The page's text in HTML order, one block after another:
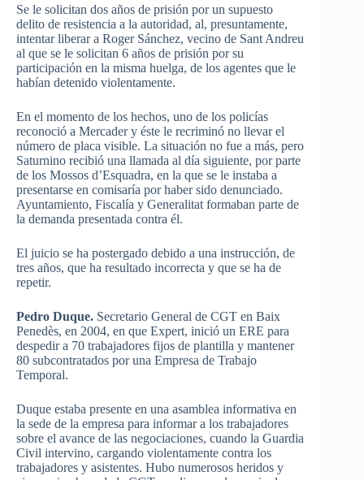
Se le solicitan dos años de prisión porun supuesto
delito de resistencia a la autoridad, al, presuntamente,
intentar liberara Roger Sánchez, vecino de Sant Andreu
al que se le solicitan 6 años de prisión por su
participación en la misma huelga, de los agentes que le
habían detenido violentamente.
En el momento de los hechos, uno de los policías
reconoció a Mercadery éste le recriminó no llevarel
número de placa visible. La situación no fue a más, pero
Saturnino recibió una llamada al día siguiente, por parte
de los Mossos d’Esquadra, en la que se le instaba a
presentarse en comisaría por haber sido denunciado.
Ayuntamiento, Fiscalía y Generalitat formaban parte de
la demanda presentada contra él.
El juicio se ha postergado debido a una instrucción, de
tres años, que ha resultado incorrecta y que se ha de
repetir.
Pedro Duque. Secretario General de CGT en Baix
Penedès, en 2004, en que Expert, inició un ERE para
despedir a 70 trabajadores fijos de plantilla y mantener
80 subcontratados por una Empresa de Trabajo
Temporal.
Duque estaba presente en una asamblea informativa en
la sede de la empresa para informar a los trabajadores
sobre el avance de las negociaciones, cuando la Guardia
Civil intervino, cargando violentamente contra los
trabajadores y asistentes. Hubo numerosos heridos y